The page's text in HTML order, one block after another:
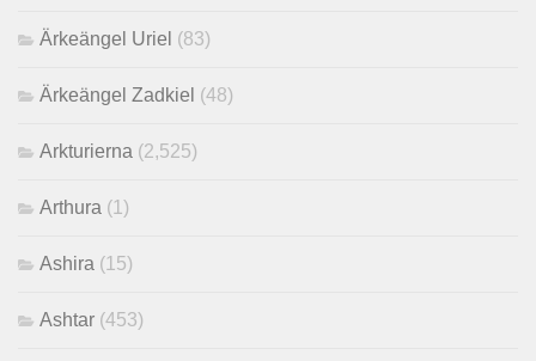
Ärkeängel Uriel (83)
Ärkeängel Zadkiel (48)
Arkturierna (2,525)
Arthura (1)
Ashira (15)
Ashtar (453)